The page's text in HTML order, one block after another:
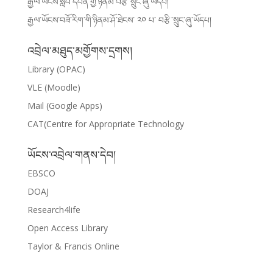
རྒྱལ་ཡོངས་བཟོ་རིག་གི་ཉིནམ་ཤོ་ཐེངས་ ༢༠ པ་ བརྩི་སྲུང་ཞུ་ཡོདཔ།
འབྲེལ་མཐུད་མགྱོགས་དྲགས།
Library (OPAC)
VLE (Moodle)
Mail (Google Apps)
CAT(Centre for Appropriate Technology
ཡོངས་འབྲེལ་གནས་དེབ།
EBSCO
DOAJ
Research4life
Open Access Library
Taylor & Francis Online